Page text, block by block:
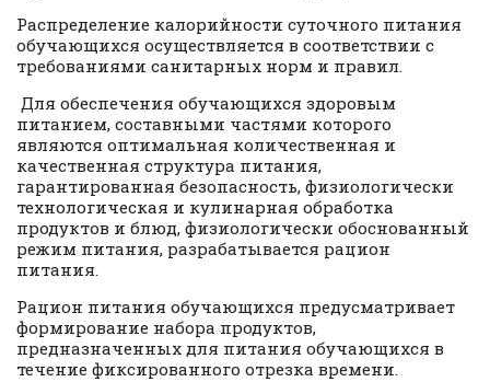
Распределение калорийности суточного питания
обучающихся осуществляется в соответствии с
требованиями санитарных норм и правил.
Для обеспечения обучающихся здоровым
питанием, составными частями которого
являются оптимальная количественная и
качественная структура питания,
гарантированная безопасность, физиологически
технологическая и кулинарная обработка
продуктов и блюд, физиологически обоснованный
режим питания, разрабатывается рацион
питания.
Рацион питания обучающихся предусматривает
формирование набора продуктов,
предназначенных для питания обучающихся в
течение фиксированного отрезка времени.